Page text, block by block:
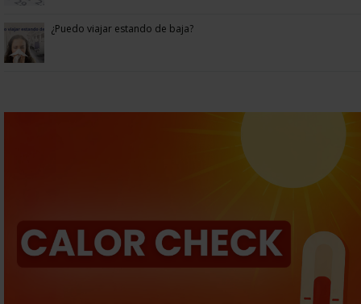
¿Puedo viajar estando de baja?